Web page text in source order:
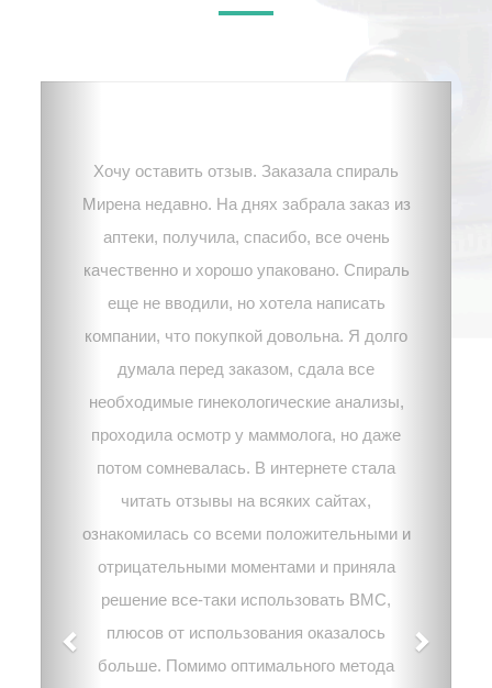
Хочу оставить отзыв. Заказала спираль
Мирена недавно. На днях забрала заказ из
аптеки, получила, спасибо, все очень
качественно и хорошо упаковано. Спираль
еще не вводили, но хотела написать
компании, что покупкой довольна. Я долго
думала перед заказом, сдала все
необходимые гинекологические анализы,
проходила осмотр у маммолога, но даже
потом сомневалась. В интернете стала
читать отзывы на всяких сайтах,
ознакомилась со всеми положительными и
отрицательными моментами и приняла
решение все-таки использовать ВМС,
плюсов от использования оказалось
больше. Помимо оптимального метода